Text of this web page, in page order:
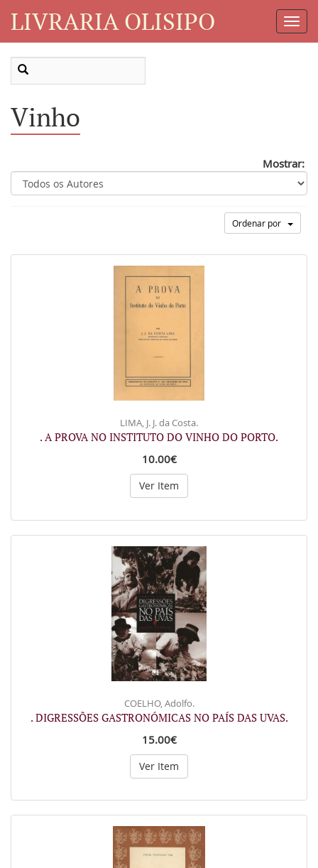
LIVRARIA OLISIPO
Vinho
Mostrar:
Ordenar por
LIMA, J. J. da Costa.
. A PROVA NO INSTITUTO DO VINHO DO PORTO.
10.00€
Ver Item
COELHO, Adolfo.
. DIGRESSÕES GASTRONÓMICAS NO PAÍS DAS UVAS.
15.00€
Ver Item